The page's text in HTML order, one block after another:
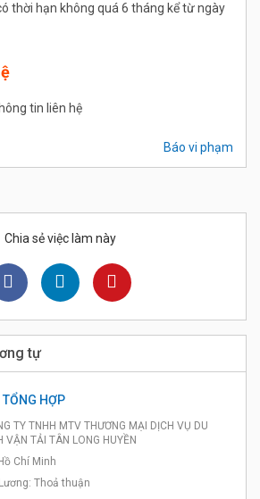
thời hạn không quá 6 tháng kể từ ngày
tin liên hệ
Báo vi phạm
Chia sẻ việc làm này
tự
TỔNG HỢP
TY TNHH MTV THƯƠNG MẠI DỊCH VỤ DU
VẬN TẢI TÂN LONG HUYỀN
Hồ Chí Minh
Lương: Thoả thuận